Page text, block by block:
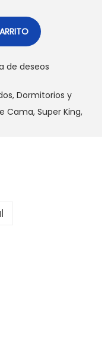
de deseos
, Dormitorios y
Cama, Super King,